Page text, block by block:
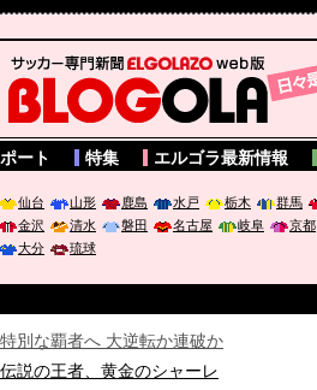
ELGOLAZO web版 BLOGOLA
ート 特集 エルゴラ最新情報
仙台 山形 鹿島 水戸 栃木 群馬
金沢 清水 磐田 名古屋 岐阜 京都
大分 琉球
特別な覇者へ 大逆転か連破か
伝説の王者、黄金のシャーレ